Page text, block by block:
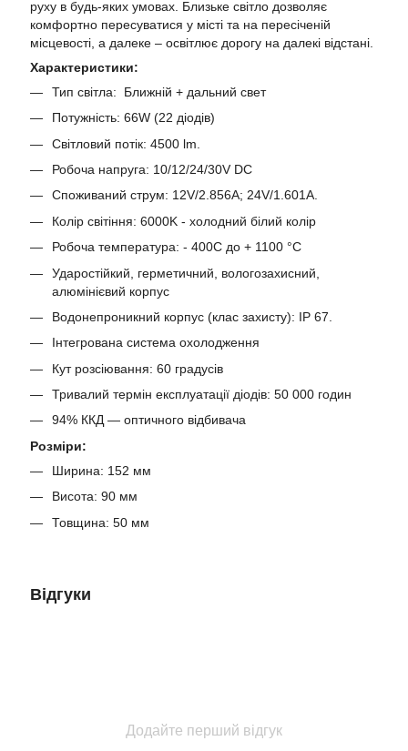
руху в будь-яких умовах. Близьке світло дозволяє
комфортно пересуватися у місті та на пересіченій
місцевості, а далеке – освітлює дорогу на далекі відстані.
Характеристики:
Тип світла: Ближній + дальний свет
Потужність: 66W (22 діодів)
Світловий потік: 4500 lm.
Робоча напруга: 10/12/24/30V DC
Споживаний струм: 12V/2.856A; 24V/1.601A.
Колір світіння: 6000K - холодний білий колір
Робоча температура: - 400С до + 1100 °C
Ударостійкий, герметичний, вологозахисний,
алюмінієвий корпус
Водонепроникний корпус (клас захисту): IP 67.
Інтегрована система охолодження
Кут розсіювання: 60 градусів
Тривалий термін експлуатації діодів: 50 000 годин
94% ККД — оптичного відбивача
Розміри:
Ширина: 152 мм
Висота: 90 мм
Товщина: 50 мм
Відгуки
Додайте перший відгук